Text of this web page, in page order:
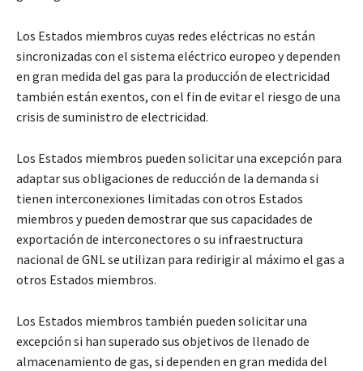
Los Estados miembros cuyas redes eléctricas no están
sincronizadas con el sistema eléctrico europeo y dependen
en gran medida del gas para la producción de electricidad
también están exentos, con el fin de evitar el riesgo de una
crisis de suministro de electricidad.
Los Estados miembros pueden solicitar una excepción para
adaptar sus obligaciones de reducción de la demanda si
tienen interconexiones limitadas con otros Estados
miembros y pueden demostrar que sus capacidades de
exportación de interconectores o su infraestructura
nacional de GNL se utilizan para redirigir al máximo el gas a
otros Estados miembros.
Los Estados miembros también pueden solicitar una
excepción si han superado sus objetivos de llenado de
almacenamiento de gas, si dependen en gran medida del